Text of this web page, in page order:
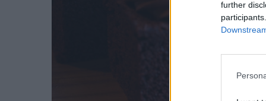
further